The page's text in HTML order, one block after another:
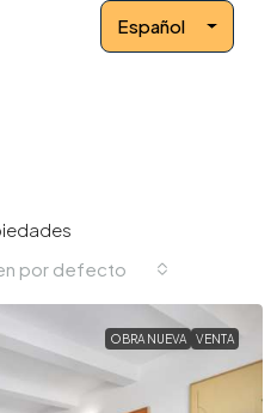
Español
por defecto
OBRA NUEVA VENTA